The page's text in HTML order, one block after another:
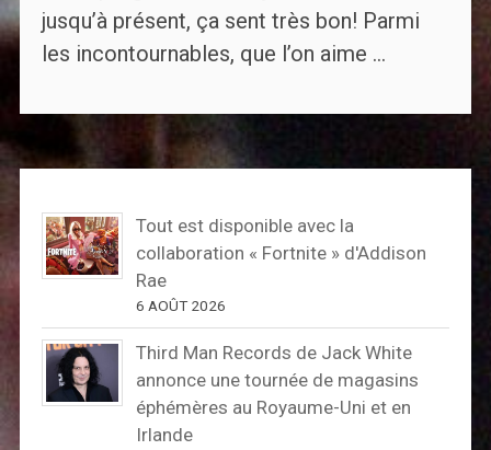
jusqu’à présent, ça sent très bon! Parmi
les incontournables, que l’on aime ...
Tout est disponible avec la
collaboration « Fortnite » d'Addison
Rae
6 AOÛT 2026
Third Man Records de Jack White
annonce une tournée de magasins
éphémères au Royaume-Uni et en
Irlande